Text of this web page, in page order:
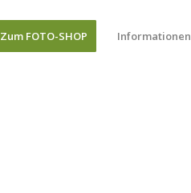
Zum FOTO-SHOP Informationen